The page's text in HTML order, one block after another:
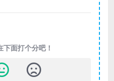
面打个分吧！